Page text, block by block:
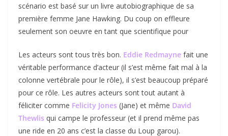
scénario est basé sur un livre autobiographique de sa
première femme Jane Hawking. Du coup on effleure
seulement son oeuvre en tant que scientifique pour
Les acteurs sont tous très bon. Eddie Redmayne fait une
véritable performance d’acteur (il s’est même fait mal à la
colonne vertébrale pour le rôle), il s’est beaucoup préparé
pour ce rôle. Les autres acteurs sont tout autant à
féliciter comme Felicity Jones (Jane) et même David
Thewlis qui campe le professeur (et il prend même pas
une ride en 20 ans c’est la classe du Loup garou).